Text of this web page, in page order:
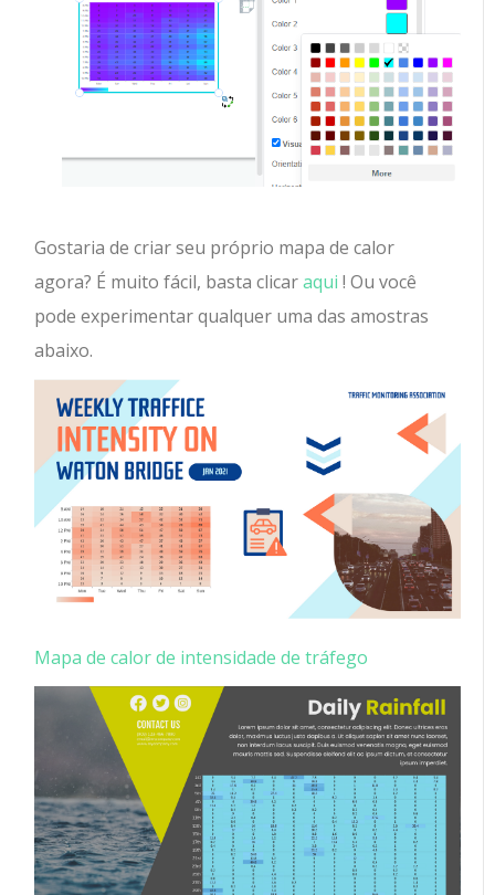
Gostaria de criar seu próprio mapa de calor
agora? É muito fácil, basta clicaraqui ! Ou você
pode experimentar qualquer uma das amostras
abaixo.
Mapa de calor de intensidade de tráfego